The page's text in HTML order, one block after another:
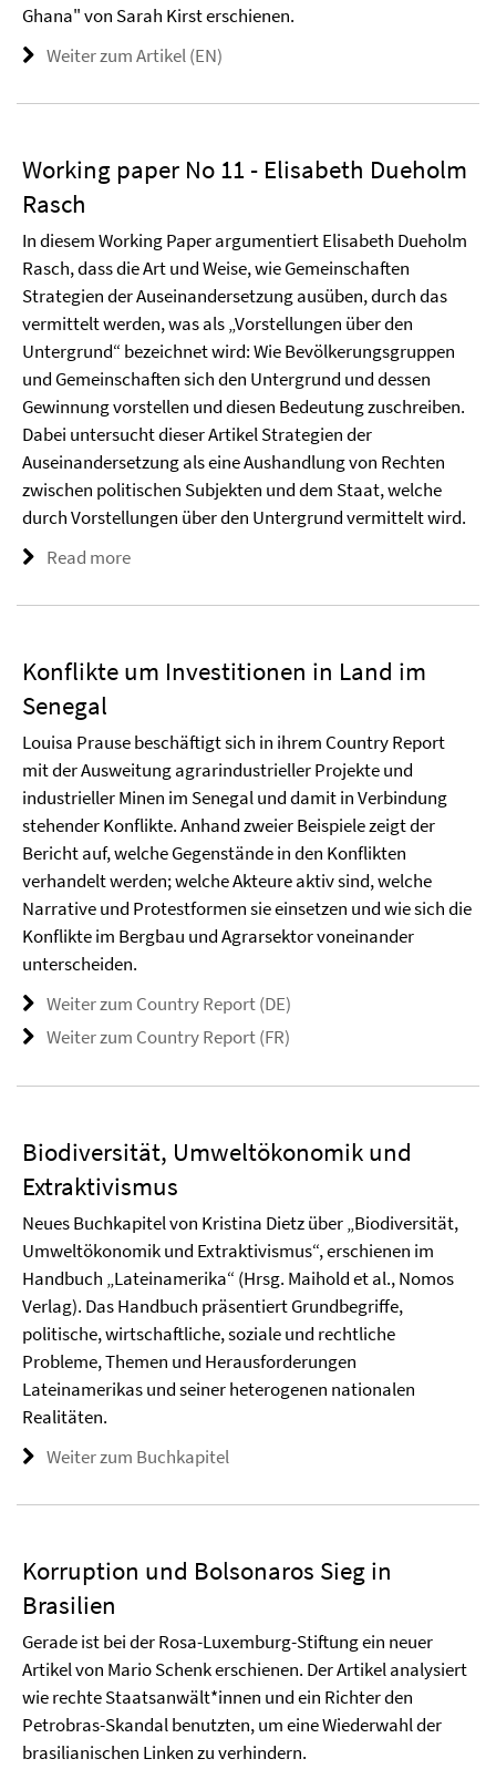
Ghana" von Sarah Kirst erschienen.
Weiter zum Artikel (EN)
Working paper No 11 - Elisabeth Dueholm
Rasch
In diesem Working Paper argumentiert Elisabeth Dueholm
Rasch, dass die Art und Weise, wie Gemeinschaften
Strategien der Auseinandersetzung ausüben, durch das
vermittelt werden, was als „Vorstellungen über den
Untergrund“ bezeichnet wird: Wie Bevölkerungsgruppen
und Gemeinschaften sich den Untergrund und dessen
Gewinnung vorstellen und diesen Bedeutung zuschreiben.
Dabei untersucht dieser Artikel Strategien der
Auseinandersetzung als eine Aushandlung von Rechten
zwischen politischen Subjekten und dem Staat, welche
durch Vorstellungen über den Untergrund vermittelt wird.
Read more
Konflikte um Investitionen in Land im
Senegal
Louisa Prause beschäftigt sich in ihrem Country Report
mit der Ausweitung agrarindustrieller Projekte und
industrieller Minen im Senegal und damit in Verbindung
stehender Konflikte. Anhand zweier Beispiele zeigt der
Bericht auf, welche Gegenstände in den Konflikten
verhandelt werden; welche Akteure aktiv sind, welche
Narrative und Protestformen sie einsetzen und wie sich die
Konflikte im Bergbau und Agrarsektor voneinander
unterscheiden.
Weiter zum Country Report (DE)
Weiter zum Country Report (FR)
Biodiversität, Umweltökonomik und
Extraktivismus
Neues Buchkapitel von Kristina Dietz über „Biodiversität,
Umweltökonomik und Extraktivismus“, erschienen im
Handbuch „Lateinamerika“ (Hrsg. Maihold et al., Nomos
Verlag). Das Handbuch präsentiert Grundbegriffe,
politische, wirtschaftliche, soziale und rechtliche
Probleme, Themen und Herausforderungen
Lateinamerikas und seiner heterogenen nationalen
Realitäten.
Weiter zum Buchkapitel
Korruption und Bolsonaros Sieg in
Brasilien
Gerade ist bei der Rosa-Luxemburg-Stiftung ein neuer
Artikel von Mario Schenk erschienen. Der Artikel analysiert
wie rechte Staatsanwält*innen und ein Richter den
Petrobras-Skandal benutzten, um eine Wiederwahl der
brasilianischen Linken zu verhindern.